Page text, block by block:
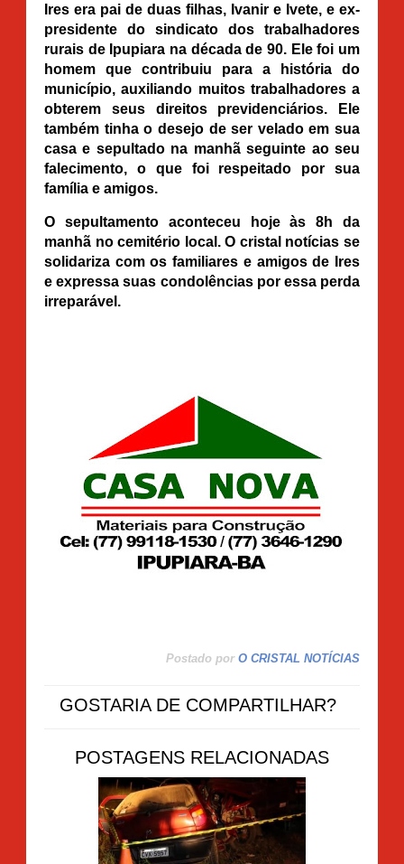
Ires era pai de duas filhas, Ivanir e Ivete, e ex-
presidente do sindicato dos trabalhadores
rurais de Ipupiara na década de 90. Ele foi um
homem que contribuiu para a história do
município, auxiliando muitos trabalhadores a
obterem seus direitos previdenciários. Ele
também tinha o desejo de ser velado em sua
casa e sepultado na manhã seguinte ao seu
falecimento, o que foi respeitado por sua
família e amigos.
O sepultamento aconteceu hoje às 8h da
manhã no cemitério local. O cristal notícias se
solidariza com os familiares e amigos de Ires
e expressa suas condolências por essa perda
irreparável.
Postado por O CRISTAL NOTÍCIAS
GOSTARIA DE COMPARTILHAR?
POSTAGENS RELACIONADAS